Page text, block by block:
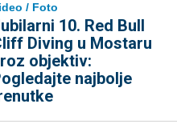
/ Foto
10. Red Bull
Diving u Mostaru
objektiv:
najbolje